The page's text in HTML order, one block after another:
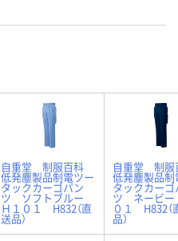
自重堂 制服百科
低発塵製品制電ツー
タックカーゴパン
ツ ソフトブルー
Ｈ１０１ H832（直
送品）
自重堂 制
低発塵製品制
タックカーゴ
ツ ネービ
０１ H832（
品）